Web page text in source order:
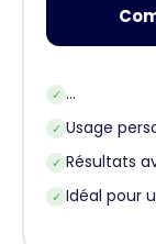
✓ ...
✓ Usage
✓ Résultats
✓ Idéal pour